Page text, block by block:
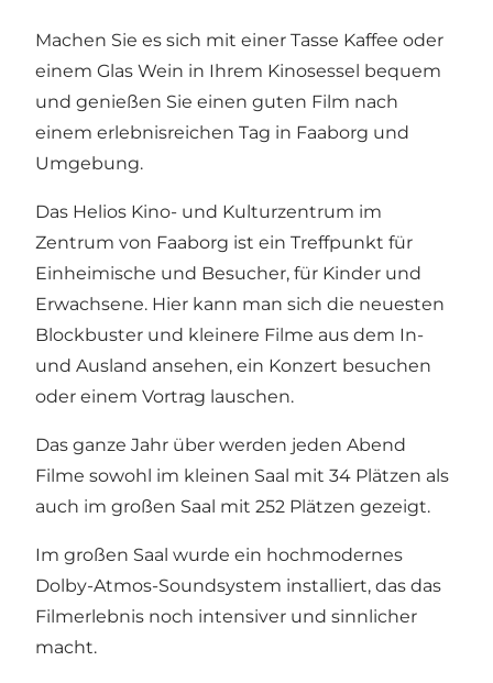
Machen Sie es sich mit einer Tasse Kaffee oder
einem Glas Wein in Ihrem Kinosessel bequem
und genießen Sie einen guten Film nach
einem erlebnisreichen Tag in Faaborg und
Umgebung.
Das Helios Kino- und Kulturzentrum im
Zentrum von Faaborg ist ein Treffpunkt für
Einheimische und Besucher, für Kinder und
Erwachsene. Hier kann man sich die neuesten
Blockbuster und kleinere Filme aus dem In-
und Ausland ansehen, ein Konzert besuchen
oder einem Vortrag lauschen.
Das ganze Jahr über werden jeden Abend
Filme sowohl im kleinen Saal mit 34 Plätzen als
auch im großen Saal mit 252 Plätzen gezeigt.
Im großen Saal wurde ein hochmodernes
Dolby-Atmos-Soundsystem installiert, das das
Filmerlebnis noch intensiver und sinnlicher
macht.